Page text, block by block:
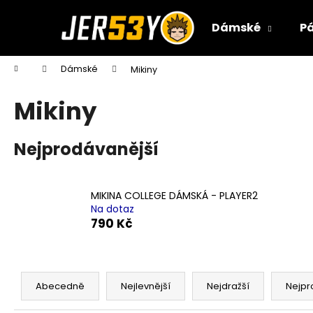
Dámské
Domů Dámské Mikiny
Mikiny
Nejprodávanější
MIKINA COLLEGE DÁMSKÁ - PLAYER2
Na dotaz
790 Kč
Ř
z
Abecedně Nejlevnější Nejdražší
í
Zpět
do
obchodu
Zpět
do
obchodu